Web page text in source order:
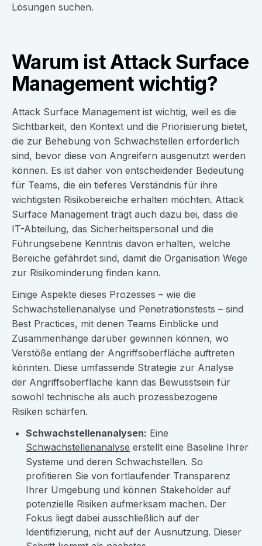
Lösungen suchen.
Warum ist Attack Surface
Management wichtig?
Attack Surface Management ist wichtig, weil es die
Sichtbarkeit, den Kontext und die Priorisierung bietet,
die zur Behebung von Schwachstellen erforderlich
sind, bevor diese von Angreifern ausgenutzt werden
können. Es ist daher von entscheidender Bedeutung
für Teams, die ein tieferes Verständnis für ihre
wichtigsten Risikobereiche erhalten möchten. Attack
Surface Management trägt auch dazu bei, dass die
IT-Abteilung, das Sicherheitspersonal und die
Führungsebene Kenntnis davon erhalten, welche
Bereiche gefährdet sind, damit die Organisation Wege
zur Risikominderung finden kann.
Einige Aspekte dieses Prozesses – wie die
Schwachstellenanalyse und Penetrationstests – sind
Best Practices, mit denen Teams Einblicke und
Zusammenhänge darüber gewinnen können, wo
Verstöße entlang der Angriffsoberfläche auftreten
könnten. Diese umfassende Strategie zur Analyse
der Angriffsoberfläche kann das Bewusstsein für
sowohl technische als auch prozessbezogene
Risiken schärfen.
Schwachstellenanalysen: Eine
Schwachstellenanalyse erstellt eine Baseline Ihrer
Systeme und deren Schwachstellen. So
profitieren Sie von fortlaufender Transparenz
Ihrer Umgebung und können Stakeholder auf
potenzielle Risiken aufmerksam machen. Der
Fokus liegt dabei ausschließlich auf der
Identifizierung, nicht auf der Ausnutzung. Dieser